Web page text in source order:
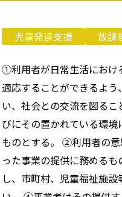
児童発達支援 放課
①利用者が日常生活におけ
適応することができるよ
い、社会との交流を図る
びにその置かれている環
ものとする。 ②利用者の
った事業の提供に務める
し、市町村、児童福祉施